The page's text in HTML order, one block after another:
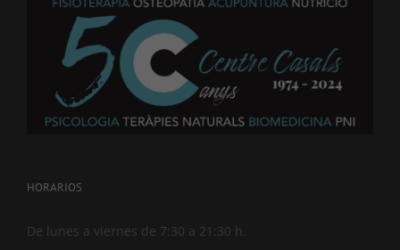
HORARIOS
De lunes a viernes de 7:30 a 21:30 h.